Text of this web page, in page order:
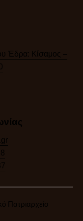
Έδρα: Κίσαμος –
Πατριαρχείο